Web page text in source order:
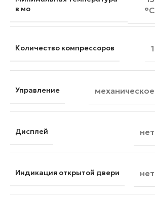
в мо
°C
Количество компрессоров 1
Управление механическое
Дисплей нет
Индикация открытой двери нет